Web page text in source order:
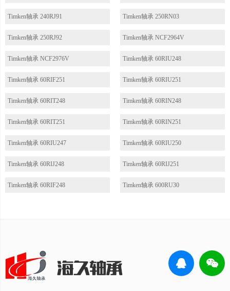
Timken轴承 240RJ91 Timken轴承 250RN03
Timken轴承 250RJ92 Timken轴承 NCF2964V
Timken轴承 NCF2976V Timken轴承 60RIU248
Timken轴承 60RIF251 Timken轴承 60RIU251
Timken轴承 60RIT248 Timken轴承 60RIN248
Timken轴承 60RIT251 Timken轴承 60RIN251
Timken轴承 60RIU247 Timken轴承 60RIU250
Timken轴承 60RIJ248 Timken轴承 60RIJ251
Timken轴承 60RIF248 Timken轴承 600RU30